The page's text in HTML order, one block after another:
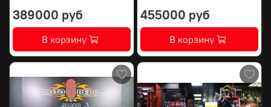
389000 руб
В корзину
455000 руб
В корзину